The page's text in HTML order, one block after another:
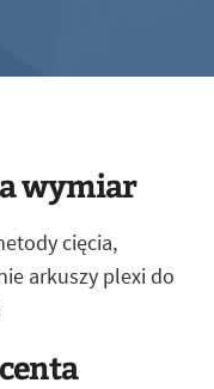
wymiar
cięcia,
arkuszy plexi do